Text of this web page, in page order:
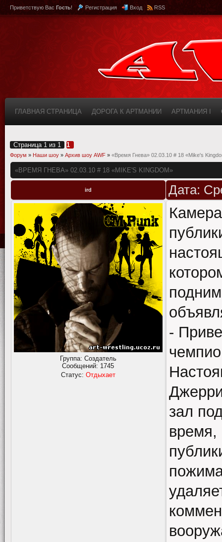
Приветствую Вас Гость! Регистрация Вход RSS
ГЛАВНАЯ СТРАНИЦА ДОРОГА К АРТМАНИИ АРТМАНИЯ I
Страница 1 из 1 1
Форум » Наши шоу » Архив шоу AWF » «Время Гнева» 02.03.10 # 18 «Mike's
«ВРЕМЯ ГНЕВА» 02.03.10 # 18 «MIKE'S KINGDOM»
ird Дата:
Группа: Создатель
Сообщений: 1745
Статус: Отдыхает
-
зал